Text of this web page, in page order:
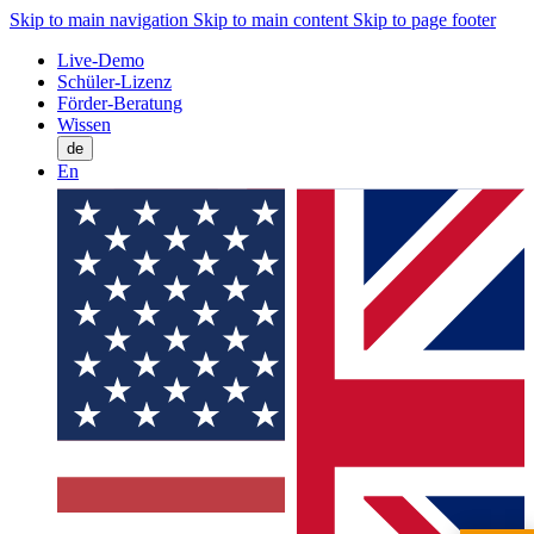
Skip to main navigation Skip to main content Skip to page footer
Live-Demo
Schüler-Lizenz
Förder-Beratung
Wissen
de
En